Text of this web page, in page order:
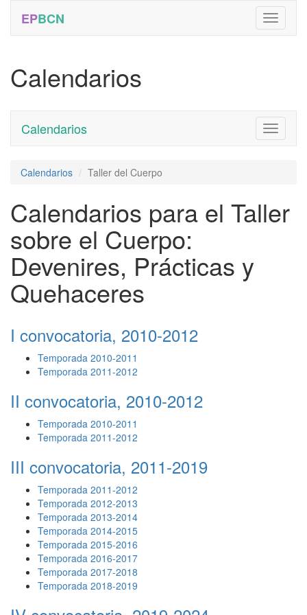
EPBCN
Calendarios
Toggle
Calendarios
Calendarios Taller del Cuerpo
Calendarios para el Taller
sobre el Cuerpo:
Devenires, Prácticas y
Quehaceres
I convocatoria, 2010-2012
Temporada 2010-2011
Temporada 2011-2012
II convocatoria, 2010-2012
Temporada 2010-2011
Temporada 2011-2012
III convocatoria, 2011-2019
Temporada 2011-2012
Temporada 2012-2013
Temporada 2013-2014
Temporada 2014-2015
Temporada 2015-2016
Temporada 2016-2017
Temporada 2017-2018
Temporada 2018-2019